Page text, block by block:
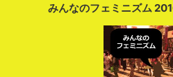
みんなのフェミニズム